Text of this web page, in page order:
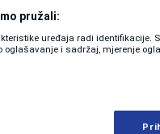
u BiH,
pružali:
uređaja radi identifikacije.
i sadržaj, mjerenje